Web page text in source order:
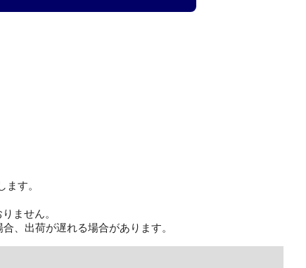
す。
ません。
、出荷が遅れる場合があります。